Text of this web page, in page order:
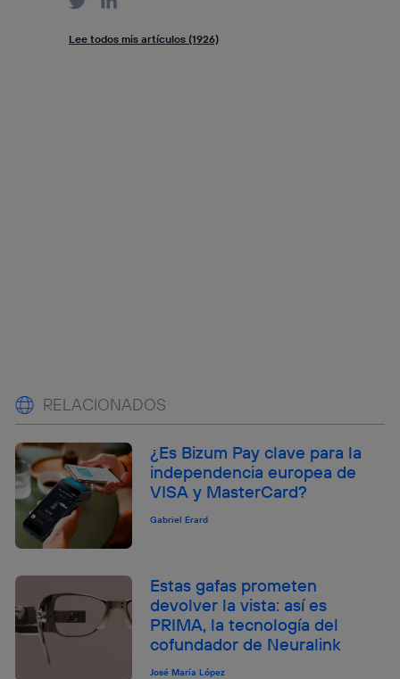
Lee todos mis artículos (1926)
RELACIONADOS
¿Es Bizum Pay clave para la
independencia europea de
VISA y MasterCard?
Gabriel Erard
Estas gafas prometen
devolver la vista: así es
PRIMA, la tecnología del
cofundador de Neuralink
José María López